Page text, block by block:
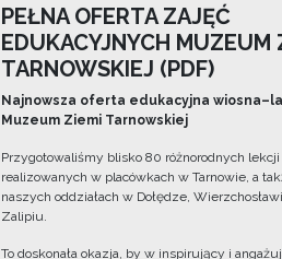
PEŁNA OFERTA ZAJĘĆ
EDUKACYJNYCH MUZEUM
TARNOWSKIEJ (PDF)
Najnowsza oferta edukacyjna
Muzeum Ziemi Tarnowskiej
Przygotowaliśmy blisko 80 różnorodnych
realizowanych w placówkach w Tarnowie, a
naszych oddziałach w Dołędze,
Zalipiu.
To doskonała okazja, by w inspirujący i